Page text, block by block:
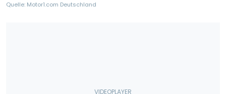
Quelle: Motor1.com Deutschland